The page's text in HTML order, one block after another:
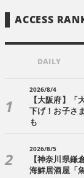
ACCESS
DAILY
2026/8/4
【大阪府】「
下げ！お子さ
も
2026/8/5
【神奈川県鎌
海鮮居酒屋「